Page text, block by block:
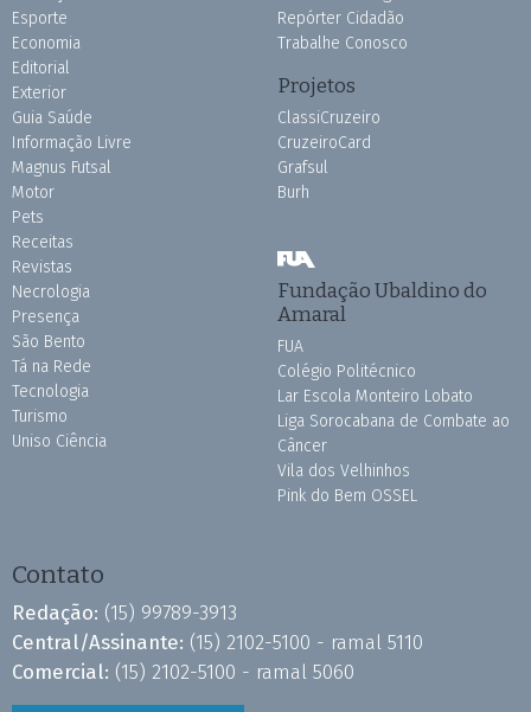
Esporte
Economia
Editorial
Exterior
Guia Saúde
Informação Livre
Magnus Futsal
Motor
Pets
Receitas
Revistas
Necrologia
Presença
São Bento
Tá na Rede
Tecnologia
Turismo
Uniso Ciência
Repórter Cidadão
Trabalhe Conosco
Projetos
ClassiCruzeiro
CruzeiroCard
Grafsul
Burh
Fundação Ubaldino do
Amaral
FUA
Colégio Politécnico
Lar Escola Monteiro Lobato
Liga Sorocabana de Combate ao
Câncer
Vila dos Velhinhos
Pink do Bem OSSEL
Contato
Redação: (15) 99789-3913
Central/Assinante: (15) 2102-5100 - ramal 5110
Comercial: (15) 2102-5100 - ramal 5060